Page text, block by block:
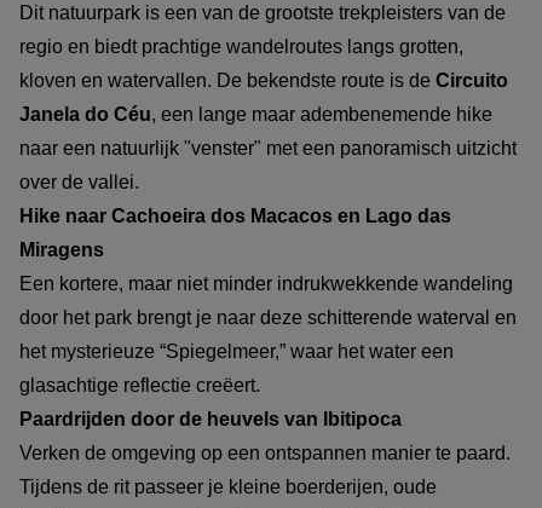
Dit natuurpark is een van de grootste trekpleisters van de
regio en biedt prachtige wandelroutes langs grotten,
kloven en watervallen. De bekendste route is de Circuito
Janela do Céu, een lange maar adembenemende hike
naar een natuurlijk "venster" met een panoramisch uitzicht
over de vallei.
Hike naar Cachoeira dos Macacos en Lago das
Miragens
Een kortere, maar niet minder indrukwekkende wandeling
door het park brengt je naar deze schitterende waterval en
het mysterieuze “Spiegelmeer,” waar het water een
glasachtige reflectie creëert.
Paardrijden door de heuvels van Ibitipoca
Verken de omgeving op een ontspannen manier te paard.
Tijdens de rit passeer je kleine boerderijen, oude